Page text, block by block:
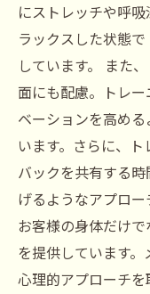
にストレッチや呼
ラックスした状態
しています。 また
面にも配慮。トレ
ベーションを高め
います。さらに、
バックを共有する
げるようなアプロー
お客様の身体だけ
を提供しています
心理的アプローチ